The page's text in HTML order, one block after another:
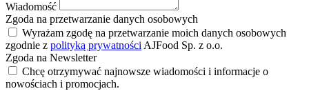
Wiadomość
Zgoda na przetwarzanie danych osobowych
Wyrażam zgodę na przetwarzanie moich danych osobowych
zgodnie z polityką prywatności AJFood Sp. z o.o.
Zgoda na Newsletter
Chcę otrzymywać najnowsze wiadomości i informacje o
nowościach i promocjach.